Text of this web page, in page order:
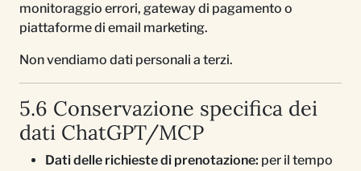
monitoraggio errori, gateway di pagamento o
piattaforme di email marketing.
Non vendiamo dati personali a terzi.
5.6 Conservazione specifica dei
dati ChatGPT/MCP
Dati delle richieste di prenotazione: per il tempo